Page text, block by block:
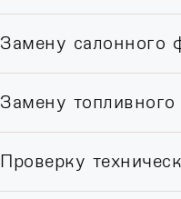
Замену салонного
Замену топливного
Проверку